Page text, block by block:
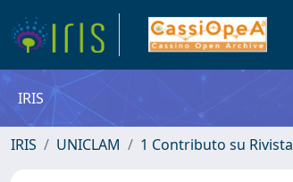
IRIS
IRIS UNICLAM 1 Contributo su Rivista